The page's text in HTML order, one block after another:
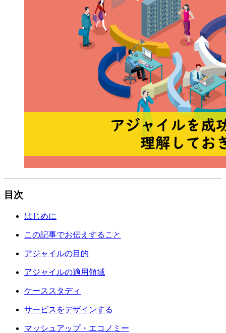
目次
はじめに
この記事でお伝えすること
アジャイルの目的
アジャイルの適用領域
ケーススタディ
サービスをデザインする
マッシュアップ・エコノミー